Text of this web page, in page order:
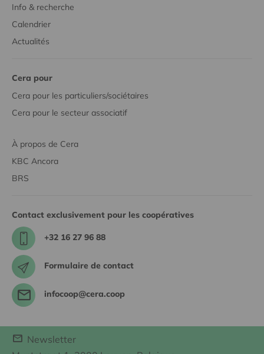
Info & recherche
Calendrier
Actualités
Cera pour
Cera pour les particuliers/sociétaires
Cera pour le secteur associatif
À propos de Cera
KBC Ancora
BRS
Contact exclusivement pour les coopératives
+32 16 27 96 88
Formulaire de contact
infocoop@cera.coop
Newsletter